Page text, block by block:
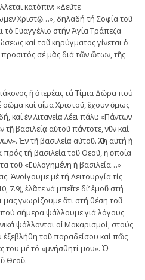
κατόπιν: «Δεῦτε
Χριστῷ…», δηλαδή τή Σοφία τοῦ
Εὐαγγέλιο στήν Ἁγία Τράπεζα
καί τοῦ κηρύγματος γίνεται ὁ
σέ μᾶς διά τῶν ὤτων, τῆς
ἤ ὁ ἱερέας τά Τίμια Δῶρα πού
σῶμα καί αἷμα Χριστοῦ, ἔχουν ὅμως
καί ἐν λιτανείᾳ λέει πάλι: «Πάντων
βασιλείᾳ αὐτοῦ πάντοτε, νῦν καί
Ἐν τῆ βασιλείᾳ αὐτοῦ. Ὅλη αὐτή ἡ
πρός τή βασιλεία τοῦ Θεοῦ, ἡ ὁποία
τοῦ «Εὐλογημένη ἡ βασιλεία…»
Ἀνοίγουμε μέ τή Λειτουργία τίς
ἐλᾶτε νά μπεῖτε δί’ ἐμοῦ στή
μας γνωρίζουμε ὅτι στή θέση τοῦ
σήμερα ψάλλουμε γιά λόγους
ψάλλονται οἱ Μακαρισμοί, στούς
τοῦ παραδείσου καί πῶς
του μέ τό «μνήσθητί μου». Ὁ
Θεοῦ.